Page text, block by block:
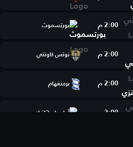
2:00 م بورتسموث
2:00 م نوتس كاونتي
2:00 م برمنغهام
2:00 م أولدهام اثلتيك